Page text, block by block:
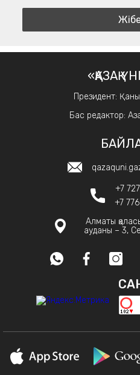
«ҚАЗАҚ
Президент:
Бас редактор:
+7
+7
Алматы
ауданы – 3,